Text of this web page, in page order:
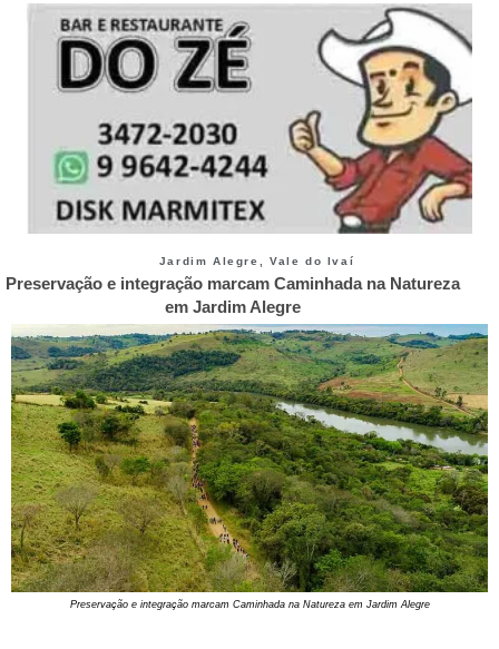
Jardim Alegre Vale do Ivaí
Preservação e integração marcam Caminhada na Natureza
em Jardim Alegre
Preservação e integração marcam Caminhada na Natureza em Jardim Alegre